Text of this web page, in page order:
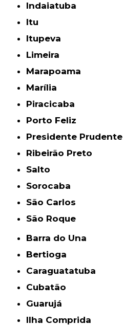
Indaiatuba
Itu
Itupeva
Limeira
Marapoama
Marília
Piracicaba
Porto Feliz
Presidente Prudente
Ribeirão Preto
Salto
Sorocaba
São Carlos
São Roque
Barra do Una
Bertioga
Caraguatatuba
Cubatão
Guarujá
Ilha Comprida